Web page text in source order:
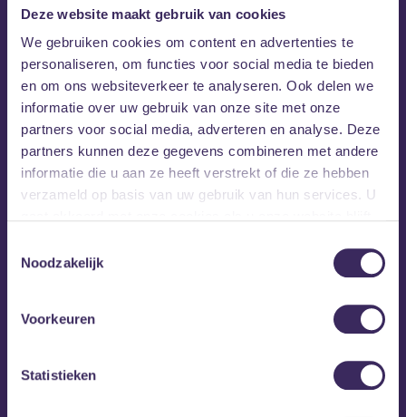
Deze website maakt gebruik van cookies
We gebruiken cookies om content en advertenties te
personaliseren, om functies voor social media te bieden
en om ons websiteverkeer te analyseren. Ook delen we
informatie over uw gebruik van onze site met onze
partners voor social media, adverteren en analyse. Deze
partners kunnen deze gegevens combineren met andere
informatie die u aan ze heeft verstrekt of die ze hebben
verzameld op basis van uw gebruik van hun services. U
Noodzakelijk
Voorkeuren
Statistieken
#nr1soultrainpartyinBreda
▬▬▬▬▬▬LINE-UP▬▬▬▬▬▬▬▬▬▬▬
LIVE BAND:
DJIWA
DJ’ S:
THE GROOVE SUPPLIER
VARRY WHITE
DISCOFUNK SPECIAL
REGULIER/DEUR €12.50